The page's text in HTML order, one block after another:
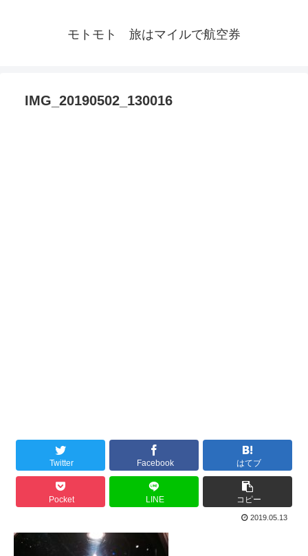
モトモト 旅はマイルで航空券
IMG_20190502_130016
Twitter Facebook はてブ
Pocket LINE コピー
2019.05.13